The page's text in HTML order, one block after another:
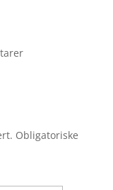
Obligatoriske